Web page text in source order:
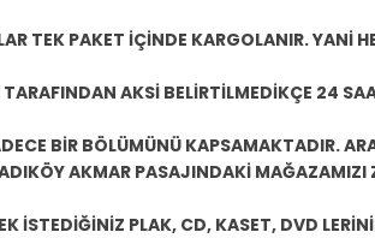
TEK PAKET İÇİNDE KARGOLANIR. YANİ
TARAFINDAN AKSİ BELİRTİLMEDİKÇE 24
BİR BÖLÜMÜNÜ KAPSAMAKTADIR.
AKMAR PASAJINDAKİ MAĞAZAMIZI
İSTEDİĞİNİZ PLAK, CD, KASET, DVD